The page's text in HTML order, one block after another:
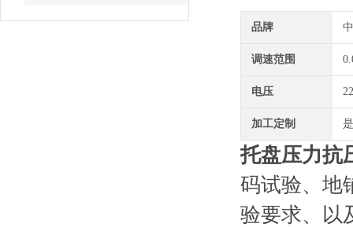
品牌
调速范围
电压
加工定制 是
托盘压力抗
码试验、地
验要求、以